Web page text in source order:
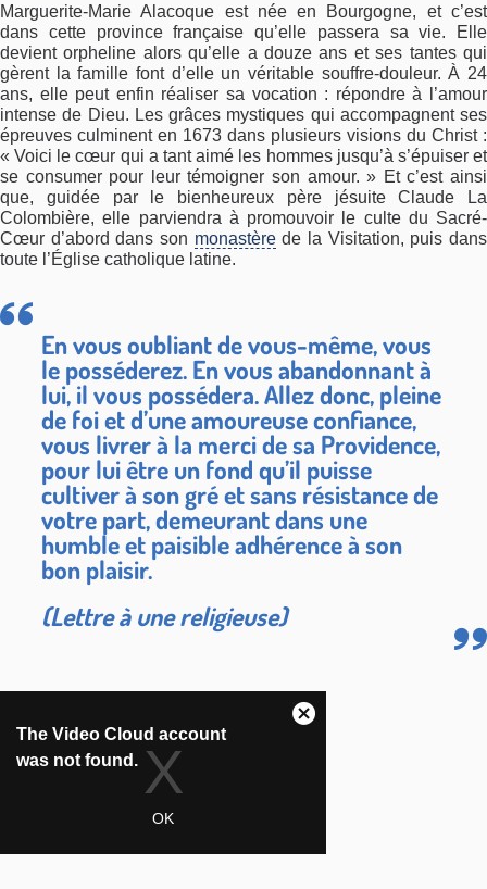
Marguerite-Marie Alacoque est née en Bourgogne, et c’est
dans cette province française qu’elle passera sa vie. Elle
devient orpheline alors qu’elle a douze ans et ses tantes qui
gèrent la famille font d’elle un véritable souffre-douleur. À 24
ans, elle peut enfin réaliser sa vocation : répondre à l’amour
intense de Dieu. Les grâces mystiques qui accompagnent ses
épreuves culminent en 1673 dans plusieurs visions du Christ :
« Voici le cœur qui a tant aimé les hommes jusqu’à s’épuiser et
se consumer pour leur témoigner son amour. » Et c’est ainsi
que, guidée par le bienheureux père jésuite Claude La
Colombière, elle parviendra à promouvoir le culte du Sacré-
Cœur d’abord dans son monastèrede la Visitation, puis dans
toute l’Église catholique latine.
En vous oubliant de vous-même, vous
le posséderez. En vous abandonnant à
lui, il vous possédera. Allez donc, pleine
de foi et d’une amoureuse confiance,
vous livrer à la merci de sa Providence,
pour lui être un fond qu’il puisse
cultiver à son gré et sans résistance de
votre part, demeurant dans une
humble et paisible adhérence à son
bon plaisir.
(Lettre à une religieuse)